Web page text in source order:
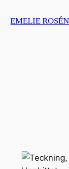
toEMELIE